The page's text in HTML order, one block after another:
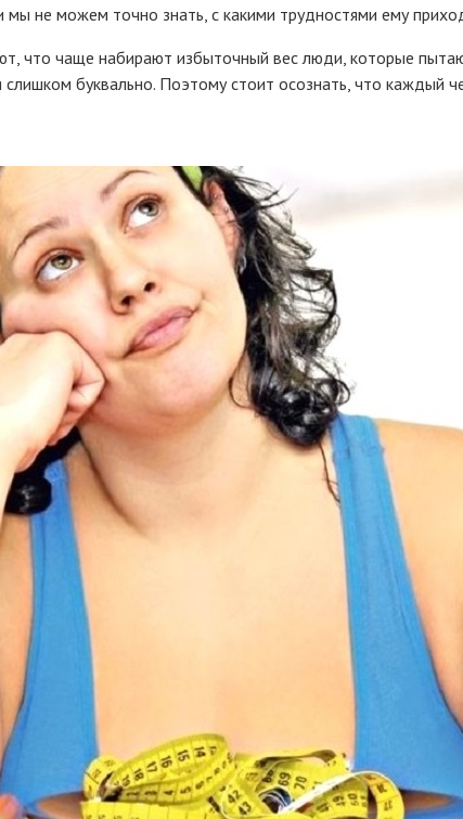
мы не можем точно знать, с какими трудностями ему
что чаще набирают избыточный вес люди, которые
буквально. Поэтому стоит осознать, что каждый